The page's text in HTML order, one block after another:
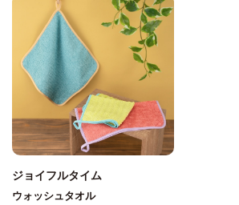
ジョイフルタイム
ウォッシュタオル